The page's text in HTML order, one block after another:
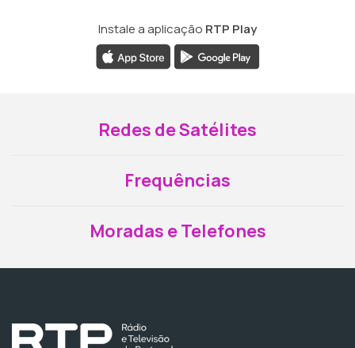
Instale a aplicação RTP Play
Redes de Satélites
Frequências
Moradas e Telefones